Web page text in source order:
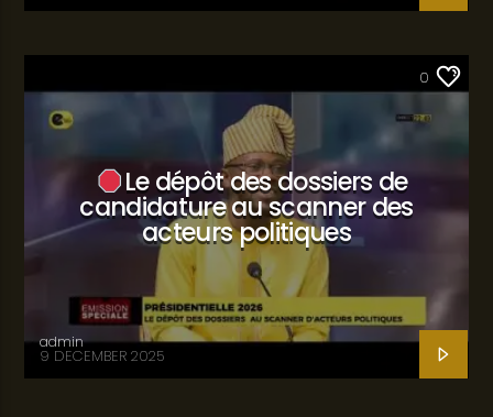
0
Le dépôt des dossiers de
candidature au scanner des
acteurs politiques
admin
9 DECEMBER 2025